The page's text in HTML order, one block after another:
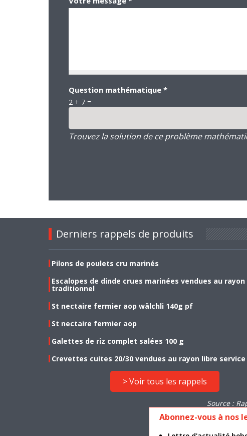
Question mathématique *
2 + 7 =
Trouvez la solution de ce problème
Derniers rappels de produits
Pilons de poulets cru marinés
Escalopes de dinde crues marinées vendues au rayon
traditionnel
St nectaire fermier aop wälchli 140g pf
St nectaire fermier aop
Galettes de riz complet salées 100 g
Crevettes cuites 20/30 vendues au rayon libre service
> Voir tous les rappels
Source :
Abonnez-vous à